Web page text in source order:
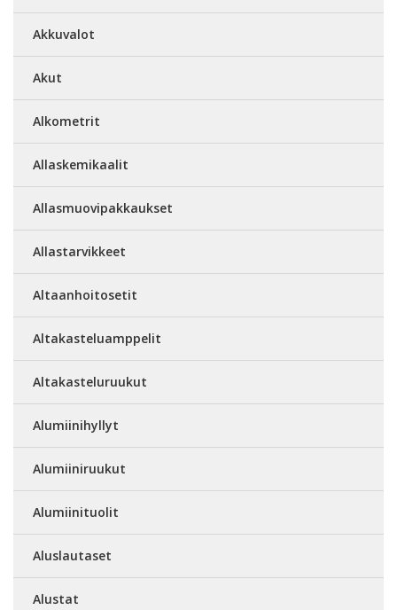
Akkuvalot
Akut
Alkometrit
Allaskemikaalit
Allasmuovipakkaukset
Allastarvikkeet
Altaanhoitosetit
Altakasteluamppelit
Altakasteluruukut
Alumiinihyllyt
Alumiiniruukut
Alumiinituolit
Aluslautaset
Alustat